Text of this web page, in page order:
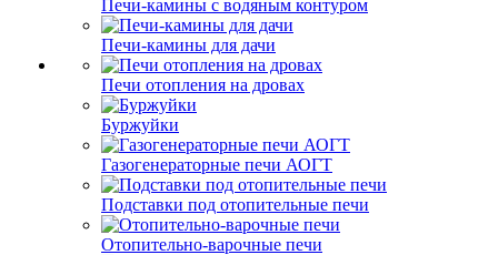
Печи-камины с водяным контуром
Печи-камины для дачи
Печи отопления на дровах
Буржуйки
Газогенераторные печи АОГТ
Подставки под отопительные печи
Отопительно-варочные печи